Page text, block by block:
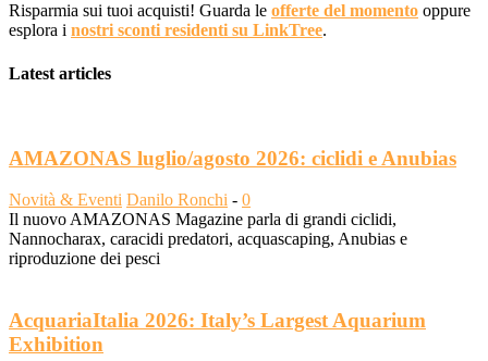
Risparmia sui tuoi acquisti! Guarda le offerte del momento oppure
esplora i nostri sconti residenti su LinkTree.
Latest articles
AMAZONAS luglio/agosto 2026: ciclidi e Anubias
Novità & Eventi Danilo Ronchi - 0
Il nuovo AMAZONAS Magazine parla di grandi ciclidi,
Nannocharax, caracidi predatori, acquascaping, Anubias e
riproduzione dei pesci
AcquariaItalia 2026: Italy’s Largest Aquarium
Exhibition